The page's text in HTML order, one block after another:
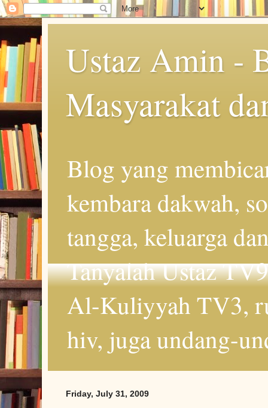
Ustaz Amin -
Masyarakat
Blog yang
kembara dakwah,
tangga, keluarga
Tanyalah Ustaz
Al-Kuliyyah TV3,
hiv, juga undang-
Friday, July 31, 2009